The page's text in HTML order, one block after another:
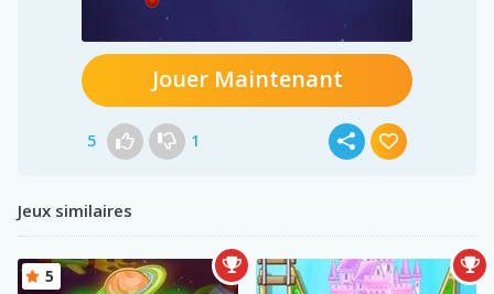
Jouer Maintenant
5 1
Jeux similaires
5